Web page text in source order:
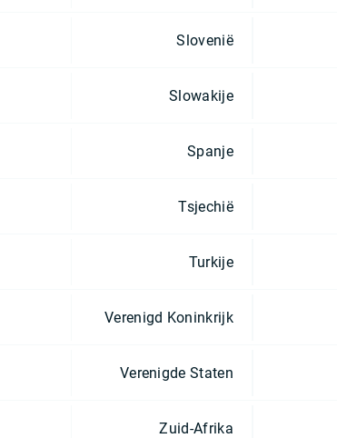
Slovenië
Slowakije
Spanje
Tsjechië
Turkije
Verenigd Koninkrijk
Verenigde Staten
Zuid-Afrika